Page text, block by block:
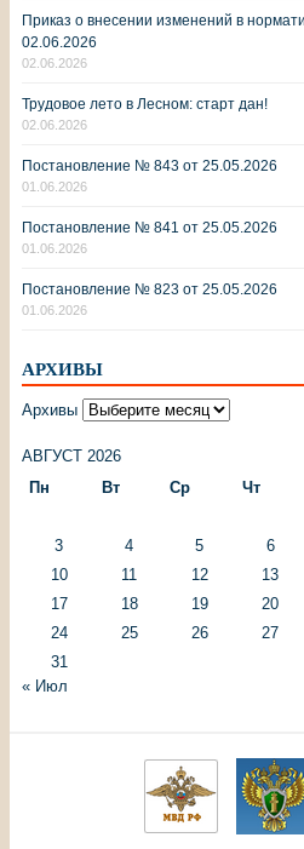
Приказ о внесении изменений в
02.06.2026
02.06.2026
Трудовое лето в Лесном: старт дан!
02.06.2026
Постановление № 843 от 25.05.2026
01.06.2026
Постановление № 841 от 25.05.2026
01.06.2026
Постановление № 823 от 25.05.2026
01.06.2026
АРХИВЫ
Архивы
АВГУСТ 2026
Пн
Вт Ср Чт
3
4 5 6
10
11 12 13
17
18 19 20
24
25 26 27
31
« Июл